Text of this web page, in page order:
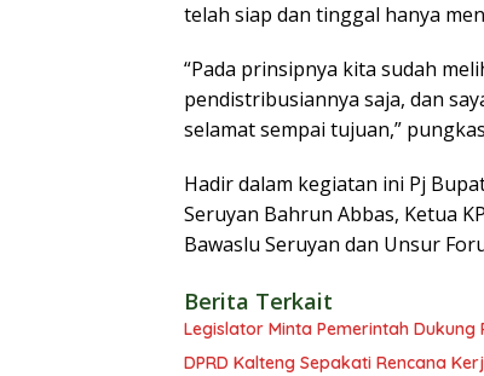
telah siap dan tinggal hanya
“Pada prinsipnya kita sudah
pendistribusiannya saja, dan
selamat sempai tujuan,”
Hadir dalam kegiatan ini Pj
Seruyan Bahrun Abbas, Ketua
Bawaslu Seruyan dan Unsur
Berita Terkait
Legislator Minta Pemerintah Dukung
DPRD Kalteng Sepakati Rencana